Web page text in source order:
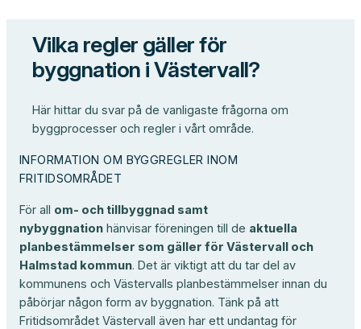
Vilka regler gäller för
byggnation i Västervall?
Här hittar du svar på de vanligaste frågorna om
byggprocesser och regler i vårt område.
INFORMATION OM BYGGREGLER INOM
FRITIDSOMRÅDET
För all om- och tillbyggnad samt
nybyggnation hänvisar föreningen till de aktuella
planbestämmelser som gäller för Västervall och
Halmstad kommun. Det är viktigt att du tar del av
kommunens och Västervalls planbestämmelser innan du
påbörjar någon form av byggnation. Tänk på att
Fritidsområdet Västervall även har ett undantag för